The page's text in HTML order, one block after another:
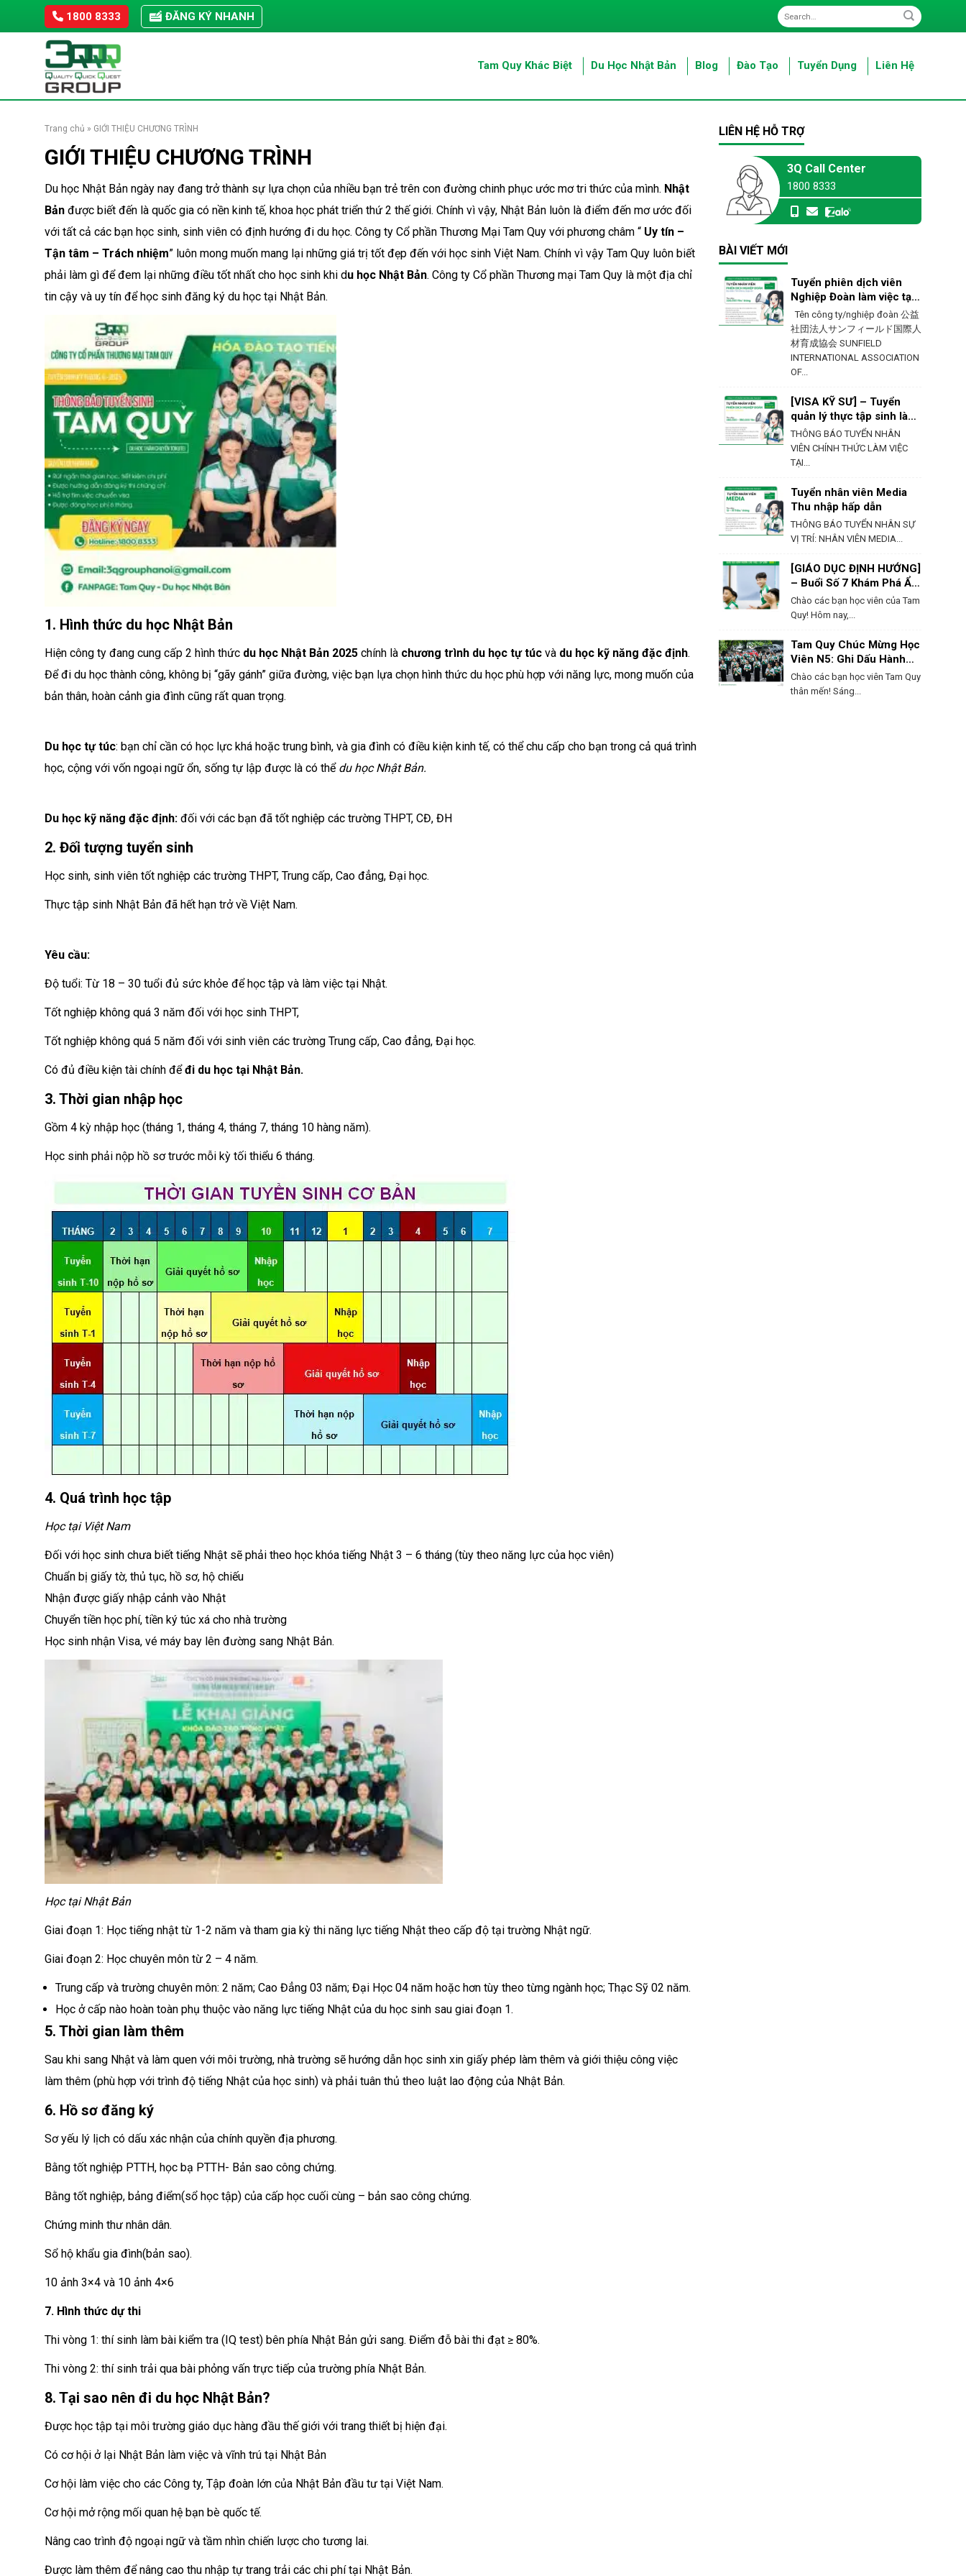
1800 8333 ĐĂNG KÝ NHANH
Tam Quy Khác Biệt Du Học Nhật Bản Blog Đào Tạo Tuyển Dụng Liên Hệ
Trang chủ » GIỚI THIỆU CHƯƠNG TRÌNH
GIỚI THIỆU CHƯƠNG TRÌNH
Du học Nhật Bản ngày nay đang trở thành sự lựa chọn của nhiều bạn trẻ trên con đường chinh phục ước mơ tri thức của mình. Nhật
Bản được biết đến là quốc gia có nền kinh tế, khoa học phát triển thứ 2 thế giới. Chính vì vậy, Nhật Bản luôn là điểm đến mơ ước đối
với tất cả các bạn học sinh, sinh viên có định hướng đi du học. Công ty Cổ phần Thương Mại Tam Quy với phương châm “ Uy tín –
Tận tâm – Trách nhiệm” luôn mong muốn mang lại những giá trị tốt đẹp đến với học sinh Việt Nam. Chính vì vậy Tam Quy luôn biết
phải làm gì để đem lại những điều tốt nhất cho học sinh khi du học Nhật Bản. Công ty Cổ phần Thương mại Tam Quy là một địa chỉ
tin cậy và uy tín để học sinh đăng ký du học tại Nhật Bản.
1. Hình thức du học Nhật Bản
Hiện công ty đang cung cấp 2 hình thức du học Nhật Bản 2025 chính là chương trình du học tự túc và du học kỹ năng đặc định.
Để đi du học thành công, không bị “gãy gánh” giữa đường, việc bạn lựa chọn hình thức du học phù hợp với năng lực, mong muốn của
bản thân, hoàn cảnh gia đình cũng rất quan trọng.
Du học tự túc: bạn chỉ cần có học lực khá hoặc trung bình, và gia đình có điều kiện kinh tế, có thể chu cấp cho bạn trong cả quá trình
học, cộng với vốn ngoại ngữ ổn, sống tự lập được là có thể du học Nhật Bản.
Du học kỹ năng đặc định: đối với các bạn đã tốt nghiệp các trường THPT, CĐ, ĐH
2. Đối tượng tuyển sinh
Học sinh, sinh viên tốt nghiệp các trường THPT, Trung cấp, Cao đẳng, Đại học.
Thực tập sinh Nhật Bản đã hết hạn trở về Việt Nam.
Yêu cầu:
Độ tuổi: Từ 18 – 30 tuổi đủ sức khỏe để học tập và làm việc tại Nhật.
Tốt nghiệp không quá 3 năm đối với học sinh THPT,
Tốt nghiệp không quá 5 năm đối với sinh viên các trường Trung cấp, Cao đẳng, Đại học.
Có đủ điều kiện tài chính đểđi du học tại Nhật Bản.
3. Thời gian nhập học
Gồm 4 kỳ nhập học (tháng 1, tháng 4, tháng 7, tháng 10 hàng năm).
Học sinh phải nộp hồ sơ trước mỗi kỳ tối thiểu 6 tháng.
4. Quá trình học tập
Học tại Việt Nam
Đối với học sinh chưa biết tiếng Nhật sẽ phải theo học khóa tiếng Nhật 3 – 6 tháng (tùy theo năng lực của học viên)
Chuẩn bị giấy tờ, thủ tục, hồ sơ, hộ chiếu
Nhận được giấy nhập cảnh vào Nhật
Chuyển tiền học phí, tiền ký túc xá cho nhà trường
Học sinh nhận Visa, vé máy bay lên đường sang Nhật Bản.
Học tại Nhật Bản
Giai đoạn 1: Học tiếng nhật từ 1-2 năm và tham gia kỳ thi năng lực tiếng Nhật theo cấp độ tại trường Nhật ngữ.
Giai đoạn 2: Học chuyên môn từ 2 – 4 năm.
Trung cấp và trường chuyên môn: 2 năm; Cao Đẳng 03 năm; Đại Học 04 năm hoặc hơn tùy theo từng ngành học; Thạc Sỹ 02 năm.
Học ở cấp nào hoàn toàn phụ thuộc vào năng lực tiếng Nhật của du học sinh sau giai đoạn 1.
5. Thời gian làm thêm
Sau khi sang Nhật và làm quen với môi trường, nhà trường sẽ hướng dẫn học sinh xin giấy phép làm thêm và giới thiệu công việc
làm thêm (phù hợp với trình độ tiếng Nhật của học sinh) và phải tuân thủ theo luật lao động của Nhật Bản.
6. Hồ sơ đăng ký
Sơ yếu lý lịch có dấu xác nhận của chính quyền địa phương.
Bằng tốt nghiệp PTTH, học bạ PTTH- Bản sao công chứng.
Bằng tốt nghiệp, bảng điểm(sổ học tập) của cấp học cuối cùng – bản sao công chứng.
Chứng minh thư nhân dân.
Sổ hộ khẩu gia đình(bản sao).
10 ảnh 3×4 và 10 ảnh 4×6
7. Hình thức dự thi
Thi vòng 1: thí sinh làm bài kiểm tra (IQ test) bên phía Nhật Bản gửi sang. Điểm đỗ bài thi đạt ≥ 80%.
Thi vòng 2: thí sinh trải qua bài phỏng vấn trực tiếp của trường phía Nhật Bản.
8. Tại sao nên đi du học Nhật Bản?
Được học tập tại môi trường giáo dục hàng đầu thế giới với trang thiết bị hiện đại.
Có cơ hội ở lại Nhật Bản làm việc và vĩnh trú tại Nhật Bản
Cơ hội làm việc cho các Công ty, Tập đoàn lớn của Nhật Bản đầu tư tại Việt Nam.
Cơ hội mở rộng mối quan hệ bạn bè quốc tế.
Nâng cao trình độ ngoại ngữ và tầm nhìn chiến lược cho tương lai.
Được làm thêm để nâng cao thu nhập tự trang trải các chi phí tại Nhật Bản.
LIÊN HỆ HỖ TRỢ
3Q Call Center
1800 8333
BÀI VIẾT MỚI
Tuyển phiên dịch viên
Nghiệp Đoàn làm việc tại
Ehime – Nhật Bản
Tên công ty/nghiệp đoàn 公益
社団法人サンフィールド国際人
材育成協会 SUNFIELD
INTERNATIONAL ASSOCIATION
OF...
[VISA KỸ SƯ] – Tuyển
quản lý thực tập sinh làm
việc tại Hokkaido
THÔNG BÁO TUYỂN NHÂN
VIÊN CHÍNH THỨC LÀM VIỆC
TẠI...
Tuyển nhân viên Media
Thu nhập hấp dẫn
THÔNG BÁO TUYỂN NHÂN SỰ
VỊ TRÍ: NHÂN VIÊN MEDIA...
[GIÁO DỤC ĐỊNH HƯỚNG]
– Buổi Số 7 Khám Phá Ẩm
Thực & Phong Tục Của
Nhật Bản
Chào các bạn học viên của Tam
Quy! Hôm nay,...
Tam Quy Chúc Mừng Học
Viên N5: Ghi Dấu Hành
Trình, Mở Lối Tương Lai!
Chào các bạn học viên Tam Quy
thân mến! Sáng...